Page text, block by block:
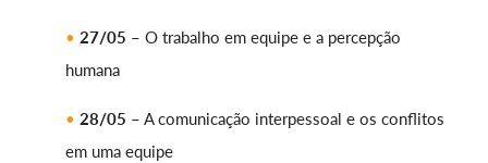
27/05 – O trabalho em equipe e a percepção
humana
28/05 – A comunicação interpessoal e os conflitos
em uma equipe